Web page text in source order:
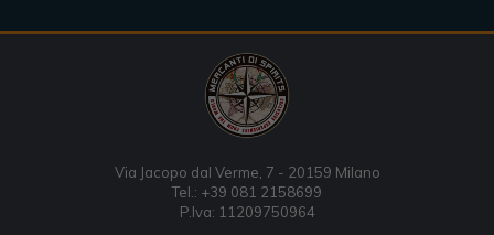
Via Jacopo dal Verme, 7 - 20159 Milano
Tel.: +39 081 2158699
P.Iva: 11209750964